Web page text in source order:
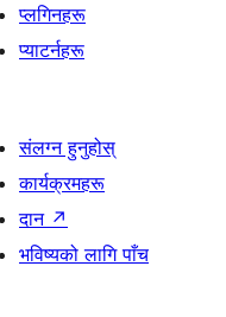
प्लगिनहरू
प्याटर्नहरू
संलग्न हुनुहोस्
कार्यक्रमहरू
दान ↗
भविष्यको लागि पाँच